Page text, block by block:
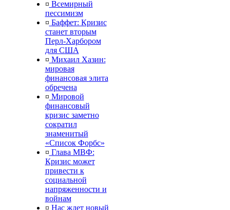
¤ Всемирный
пессимизм
¤ Баффет: Кризис
станет вторым
Перл-Харбором
для США
¤ Михаил Хазин:
мировая
финансовая элита
обречена
¤ Мировой
финансовый
кризис заметно
сократил
знаменитый
«Список Форбс»
¤ Глава МВФ:
Кризис может
привести к
социальной
напряженности и
войнам
¤ Нас ждет новый